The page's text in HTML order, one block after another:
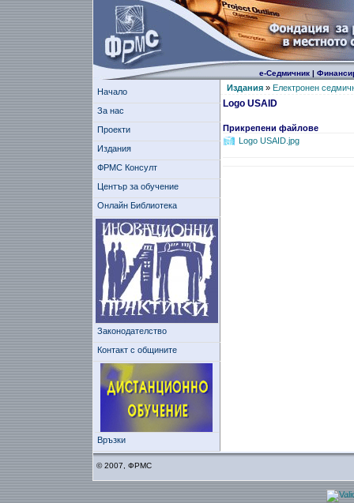
е-Седмичник|
Начало
За нас
Проекти
Издания
ФРМС Консулт
Център за обучение
Онлайн Библиотека
Законодателство
Контакт с общините
Връзки
Издания» Електронен
Logo USAID
Прикрепени файлове
Logo USAID.jpg
© 2007, ФРМС